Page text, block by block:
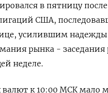
в пятницу после
США,
усилившим надежды
рынка - заседания
неделе.
к 10:00 МСК мало